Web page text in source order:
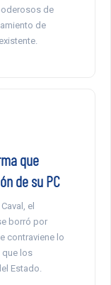
de
de
que
de su PC
el
borró por
contraviene lo
que los
Estado.